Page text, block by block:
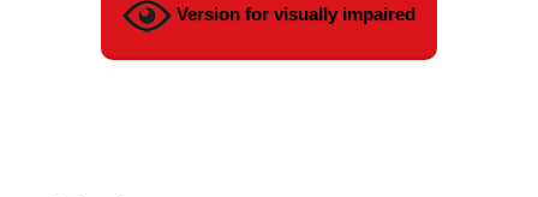
Version for visually impaired